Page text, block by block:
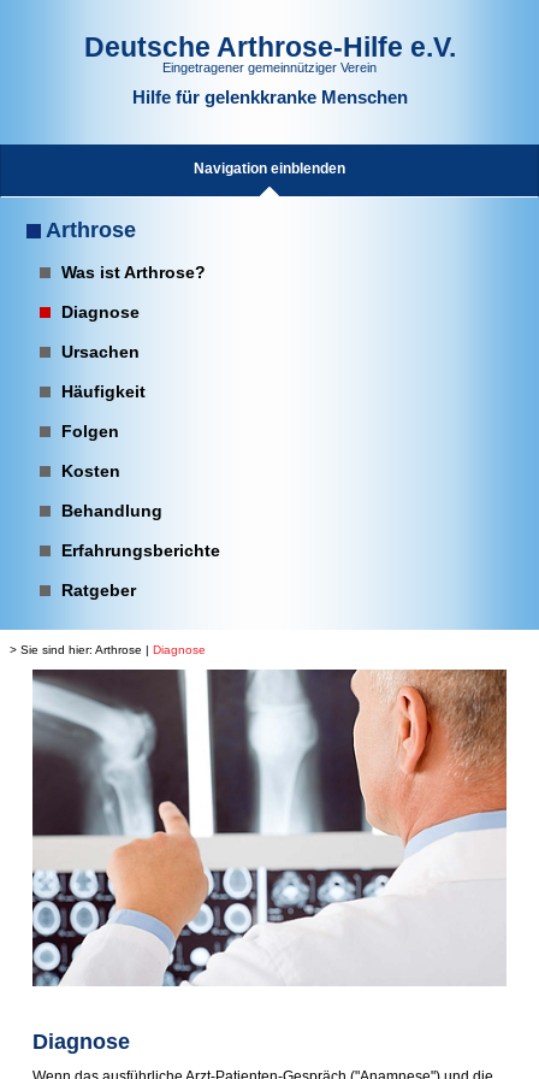
Deutsche Arthrose-Hilfe e.V.
Eingetragener gemeinnütziger Verein
Hilfe für gelenkkranke Menschen
Navigation einblenden
Arthrose
Was ist Arthrose?
Diagnose
Ursachen
Häufigkeit
Folgen
Kosten
Behandlung
Erfahrungsberichte
Ratgeber
> Sie sind hier: Arthrose | Diagnose
Diagnose